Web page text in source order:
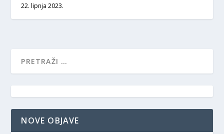
22. lipnja 2023.
NOVE OBJAVE